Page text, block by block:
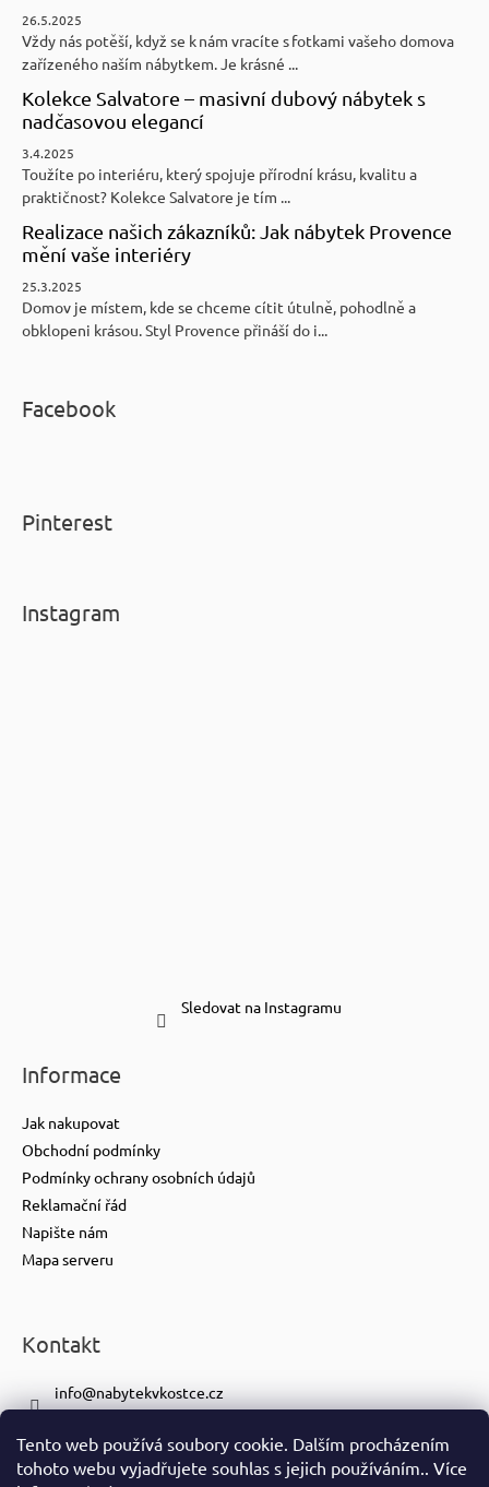
Tento web používá soubory cookie. Dalším procházením
tohoto webu vyjadřujete souhlas s jejich používáním.. Více
26.5.2025
Vždy nás potěší, když se k nám vracíte s fotkami vašeho domova
zařízeného naším nábytkem. Je krásné ...
Kolekce Salvatore – masivní dubový nábytek s
nadčasovou elegancí
3.4.2025
Toužíte po interiéru, který spojuje přírodní krásu, kvalitu a
praktičnost? Kolekce Salvatore je tím ...
Realizace našich zákazníků: Jak nábytek Provence
mění vaše interiéry
25.3.2025
Domov je místem, kde se chceme cítit útulně, pohodlně a
obklopeni krásou. Styl Provence přináší do i...
Facebook
Pinterest
Instagram
Sledovat na Instagramu
Informace
Jak nakupovat
Obchodní podmínky
Podmínky ochrany osobních údajů
Reklamační řád
Napište nám
Mapa serveru
Kontakt
info@nabytekvkostce.cz
+420 601 116 371
https://www.facebook.com/nabytekvkostce.cz/